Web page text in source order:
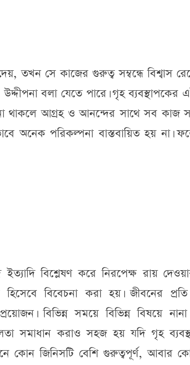
তখন সে কাজের গুরুত্ব সম্বন্ধে বিশ্বাস
বলা যেতে পারে। গৃহ
থাকলে আগ্রহ ও আনন্দের সাথে সব কাজ
অনেক পরিকল্পনা বাস্তবায়িত হয় না।
বিশ্লেষণ করে নিরপেক্ষ রায়
হিসেবে বিবেচনা করা হয়। জীবনের
প্রয়োজন। বিভিন্ন সময়ে বিভিন্ন বিষয়ে
সমাধান করাও সহজ হয় যদি গৃহ
কোন জিনিসটি বেশি গুরুত্বপূর্ণ, আবার